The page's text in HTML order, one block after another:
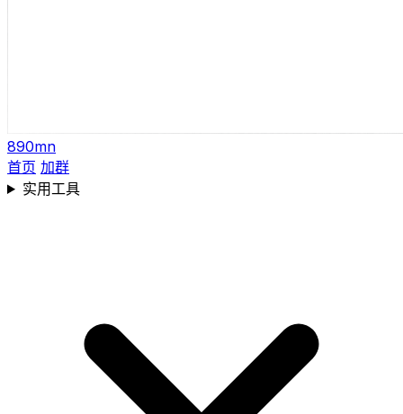
890mn
首页 加群
实用工具